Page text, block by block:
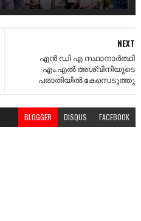
NEXT
എൻ ഡി എ സ്ഥാനാർത്ഥി
എം.എൽ അശ്വിനിയുടെ
പരാതിയിൽ കേസെടുത്തു
BLOGGER DISQUS FACEBOOK